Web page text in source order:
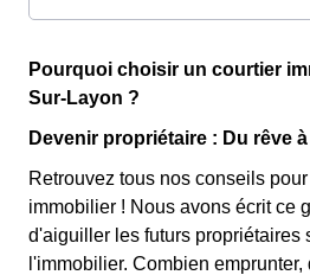
Pourquoi choisir un courtier
Sur-Layon ?
Devenir propriétaire : Du rêve
Retrouvez tous nos conseils
immobilier ! Nous avons écrit ce
d'aiguiller les futurs propriétaires
l'immobilier. Combien